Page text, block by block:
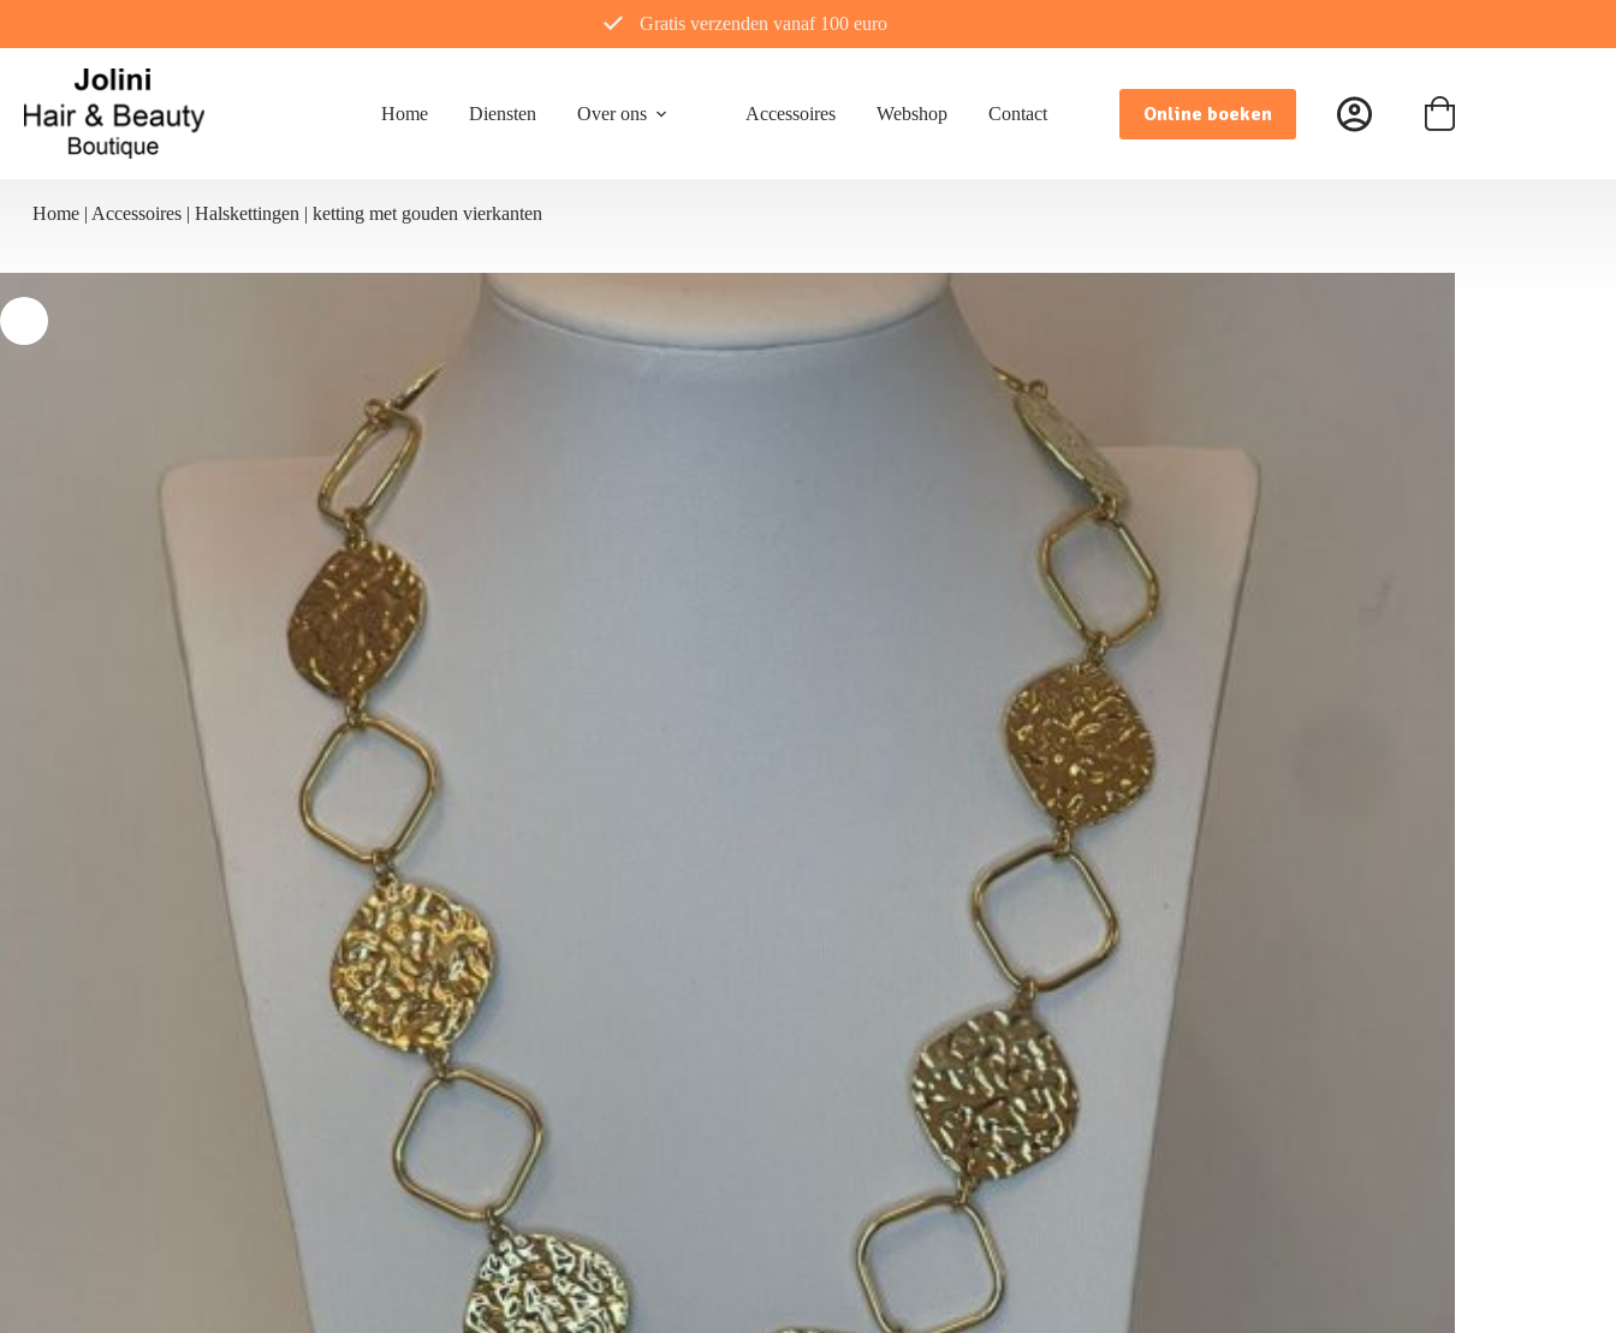
de
Gratis verzenden vanaf 100 euro
Home Diensten Over ons Accessoires Webshop Contact Online boeken Winkelwagen
Home | Accessoires | Halskettingen | ketting met gouden vierkanten